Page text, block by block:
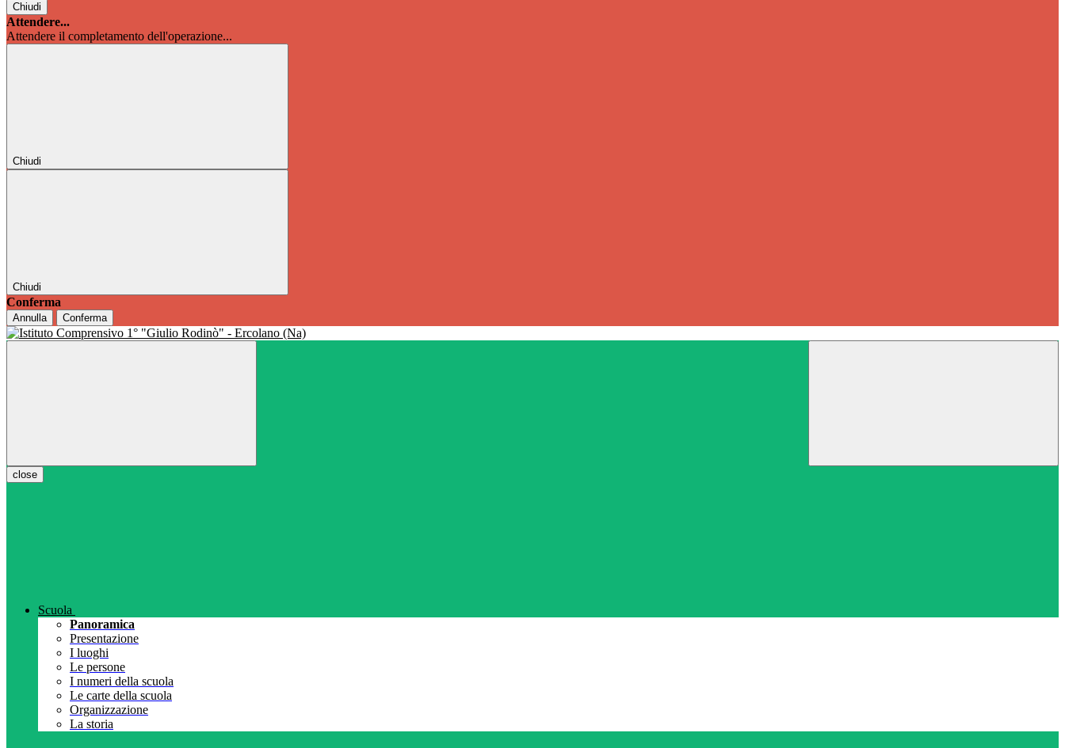
Chiudi
Attendere...
Attendere il completamento dell'operazione...
Chiudi
Chiudi
Conferma
Annulla Conferma
close
Scuola
Panoramica
Presentazione
I luoghi
Le persone
I numeri della scuola
Le carte della scuola
Organizzazione
La storia